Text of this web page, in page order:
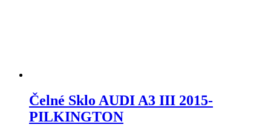
Čelné Sklo AUDI A3 III 2015-
PILKINGTON